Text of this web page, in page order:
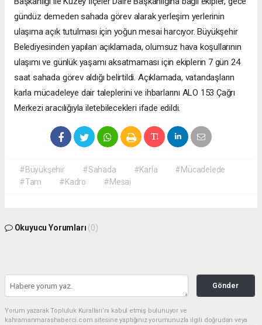
gündüz demeden sahada görev alarak yerleşim yerlerinin
ulaşıma açık tutulması için yoğun mesai harcıyor. Büyükşehir
Belediyesinden yapılan açıklamada, olumsuz hava koşullarının
ulaşımı ve günlük yaşamı aksatmaması için ekiplerin 7 gün 24
saat sahada görev aldığı belirtildi. Açıklamada, vatandaşların
karla mücadeleye dair taleplerini ve ihbarlarını ALO 153 Çağrı
Merkezi aracılığıyla iletebilecekleri ifade edildi.
#Büyükşehir #Sahada #Karla
#Mücadelede
#Tam
#Kadro #Mesai
Okuyucu Yorumları (0)
Gönder
Yorum yazarak Topluluk Kuralları’nı kabul etmiş bulunuyor ve
kahramanmarashaberci.com sitesine yaptığınız yorumunuzla ilgili doğrudan veya